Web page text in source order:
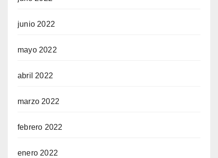
junio 2022
mayo 2022
abril 2022
marzo 2022
febrero 2022
enero 2022